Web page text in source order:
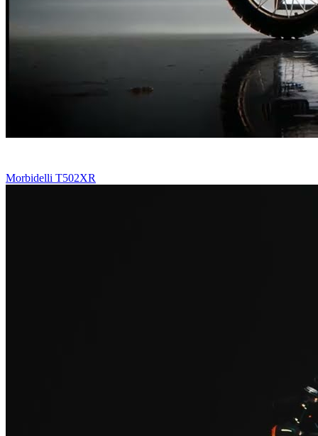
Morbidelli T502XR